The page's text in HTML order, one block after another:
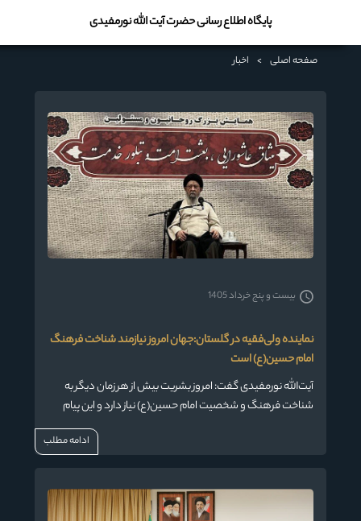
پایگاه اطلاع رسانی حضرت آیت الله نورمفیدی
صفحه اصلی > اخبار
نماینده ولی‌فقیه در گلستان:جهان امروز نیازمند شناخت فرهنگ
امام حسین(ع) است
آیت‌الله نورمفیدی گفت: امروز بشریت بیش از هر زمان دیگر به
شناخت فرهنگ و شخصیت امام حسین(ع) نیاز دارد و این پیام
باید با بیانی هنرمندانه، صحیح و قابل فهم به جهانیان منتقل
بیست و پنج خرداد 1405
ادامه مطلب